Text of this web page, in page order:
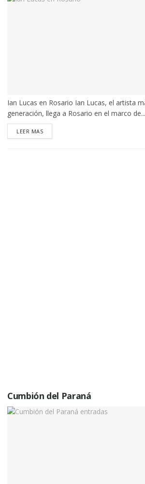
Ian Lucas en Rosario Ian Lucas, el artista
generación, llega a Rosario en el marco de...
LEER MASDETAILS
Cumbión del Paraná